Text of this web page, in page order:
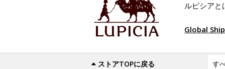
ルピシアと
Global
ストアTOPに戻る